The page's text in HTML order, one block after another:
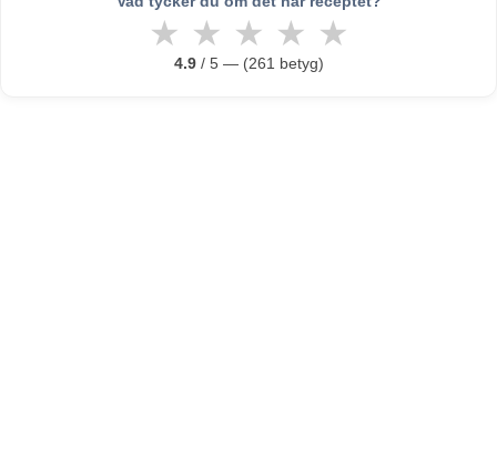
★ ★ ★ ★ ★
4.9/ 5 — (261 betyg)